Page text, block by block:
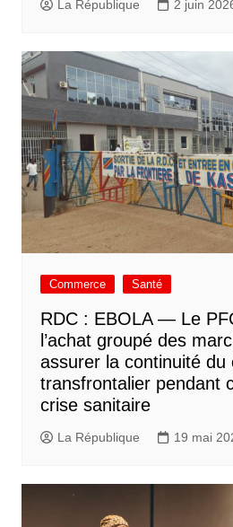
La République 2 juin
Commerce Santé
RDC : EBOLA — Le
l’achat groupé des
assurer la continuité du
transfrontalier pendant
crise sanitaire
La République 19 mai